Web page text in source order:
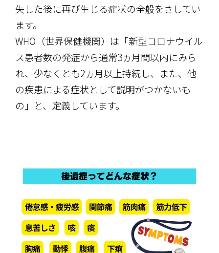
失した後に再び生じる症状の全般をさしてい
ます。
WHO （世界保健機関）は「新型コロナウイル
ス患者数の発症から通常3ヵ月間以内にみら
れ、少なくとも2ヵ月以上持続し、また、他
の疾患による症状として説明がつかないも
の」と、定義しています。